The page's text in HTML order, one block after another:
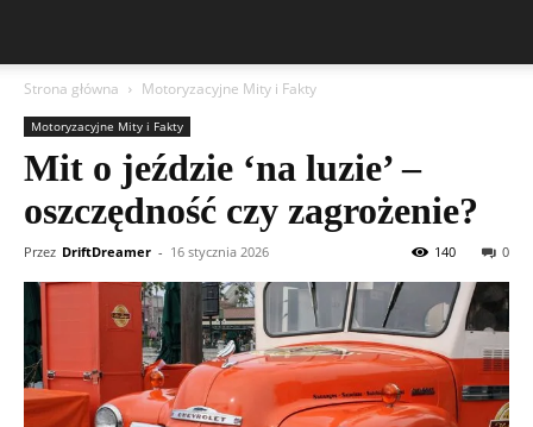
Strona główna Motoryzacyjne Mity i Fakty
Motoryzacyjne Mity i Fakty
Mit o jeździe ‘na luzie’ –
oszczędność czy zagrożenie?
Przez DriftDreamer - 16 stycznia 2026 0
140